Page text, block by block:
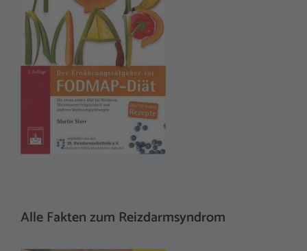
Alle Fakten zum Reizdarmsyndrom